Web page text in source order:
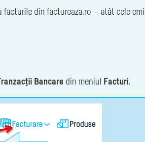
din factureaza.ro — atât cele
Bancare din meniul Facturi.